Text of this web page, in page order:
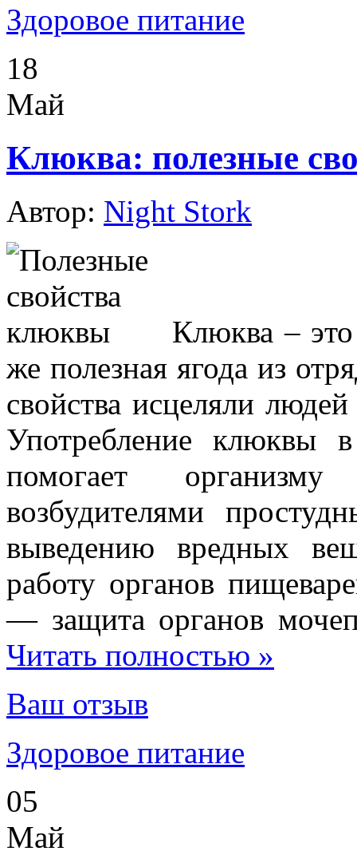
Здоровое питание
18
Май
Клюква: полезные
Автор: Night Stork
Клюква – это
же полезная ягода из
свойства исцеляли людей
Употребление
помогает организму
возбудителями
выведению вредных
работу органов
— защита органов моче
Читать полностью »
Ваш отзыв
Здоровое питание
05
Май